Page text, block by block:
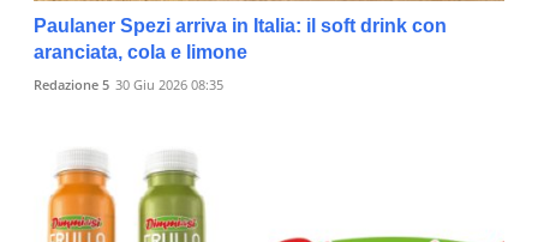
Paulaner Spezi arriva in Italia: il soft drink con
aranciata, cola e limone
Redazione 5 30 Giu 2026 08:35